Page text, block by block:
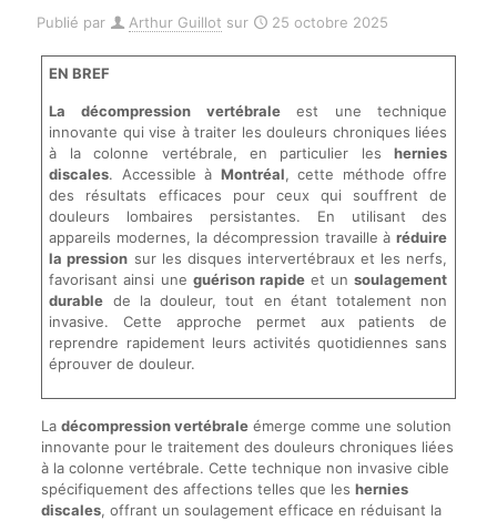
Publié par Arthur Guillot sur 25 octobre 2025
EN BREF
La décompression vertébraleest une technique
innovante qui vise à traiter les douleurs chroniques liées
à la colonne vertébrale, en particulier leshernies
discales. Accessible à Montréal, cette méthode offre
des résultats efficaces pour ceux qui souffrent de
douleurs lombaires persistantes. En utilisant des
appareils modernes, la décompression travaille àréduire
la pression sur les disques intervertébraux et les nerfs,
favorisant ainsi une guérison rapideet unsoulagement
durable de la douleur, tout en étant totalement non
invasive. Cette approche permet aux patients de
reprendre rapidement leurs activités quotidiennes sans
éprouver de douleur.
La décompression vertébraleémerge comme une solution
innovante pour le traitement des douleurs chroniques liées
à la colonne vertébrale. Cette technique non invasive cible
spécifiquement des affections telles que les hernies
discales, offrant un soulagement efficace en réduisant la